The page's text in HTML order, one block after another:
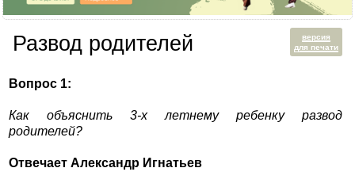
версия
для печати
Развод родителей
Вопрос 1:
Как объяснить 3-х летнему ребенку развод
родителей?
Отвечает Александр Игнатьев